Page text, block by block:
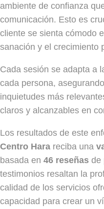
ambiente de confianza
comunicación. Esto es
cliente se sienta cómodo
sanación y el crecimiento
Cada sesión se adapta a
cada persona,
inquietudes más
claros y alcanzables en
Los resultados de este
Centro Hara reciba una
basada en 46 reseñas de
testimonios resaltan la
calidad de los servicios
capacidad para crear un